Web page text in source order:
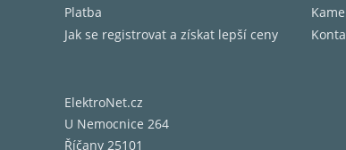
Platba
Jak se registrovat a získat lepší ceny
ElektroNet.cz
U Nemocnice 264
Říčany 25101